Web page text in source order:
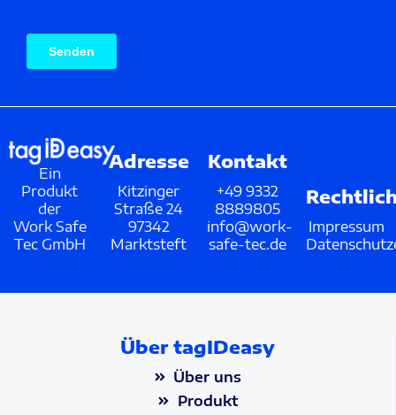
Ein
Produkt
der
Work Safe
Tec GmbH
Adresse
Kitzinger
Straße 24
97342
Marktsteft
Kontakt
+49 9332
8889805
info@work-
safe-tec.de
Impressum
Über tagIDeasy
Über uns
Produkt